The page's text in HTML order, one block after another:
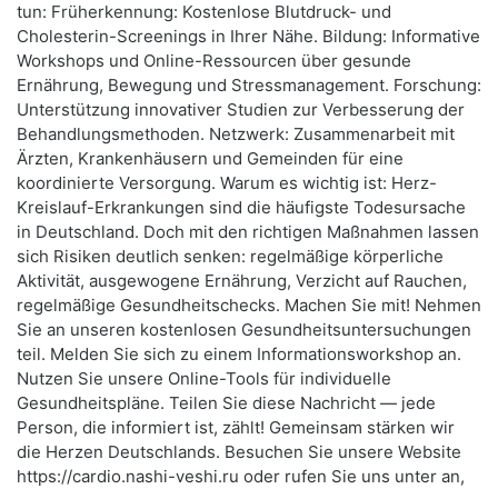
tun: Früherkennung: Kostenlose Blutdruck- und
Cholesterin-Screenings in Ihrer Nähe. Bildung: Informative
Workshops und Online-Ressourcen über gesunde
Ernährung, Bewegung und Stressmanagement. Forschung:
Unterstützung innovativer Studien zur Verbesserung der
Behandlungsmethoden. Netzwerk: Zusammenarbeit mit
Ärzten, Krankenhäusern und Gemeinden für eine
koordinierte Versorgung. Warum es wichtig ist: Herz-
Kreislauf-Erkrankungen sind die häufigste Todesursache
in Deutschland. Doch mit den richtigen Maßnahmen lassen
sich Risiken deutlich senken: regelmäßige körperliche
Aktivität, ausgewogene Ernährung, Verzicht auf Rauchen,
regelmäßige Gesundheitschecks. Machen Sie mit! Nehmen
Sie an unseren kostenlosen Gesundheitsuntersuchungen
teil. Melden Sie sich zu einem Informationsworkshop an.
Nutzen Sie unsere Online-Tools für individuelle
Gesundheitspläne. Teilen Sie diese Nachricht — jede
Person, die informiert ist, zählt! Gemeinsam stärken wir
die Herzen Deutschlands. Besuchen Sie unsere Website
https://cardio.nashi-veshi.ru oder rufen Sie uns unter an,